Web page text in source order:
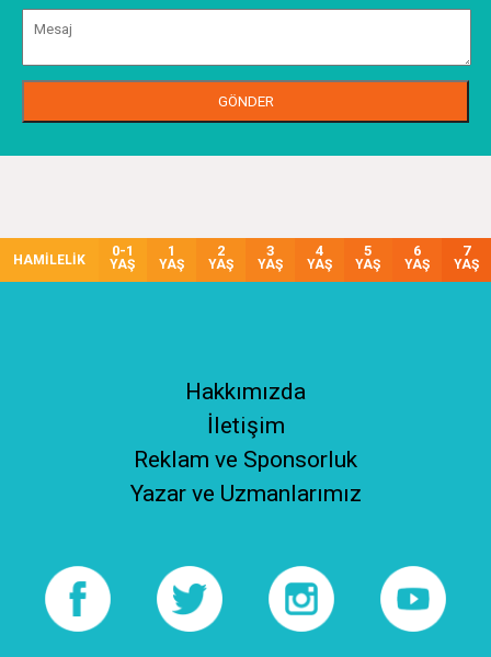
GÖNDER
HAMİLELİK
0-1
YAŞ
1
YAŞ
2
YAŞ
3
YAŞ
4
YAŞ
5
YAŞ
6
YAŞ
7
YAŞ
Hakkımızda
İletişim
Reklam ve Sponsorluk
Yazar ve Uzmanlarımız